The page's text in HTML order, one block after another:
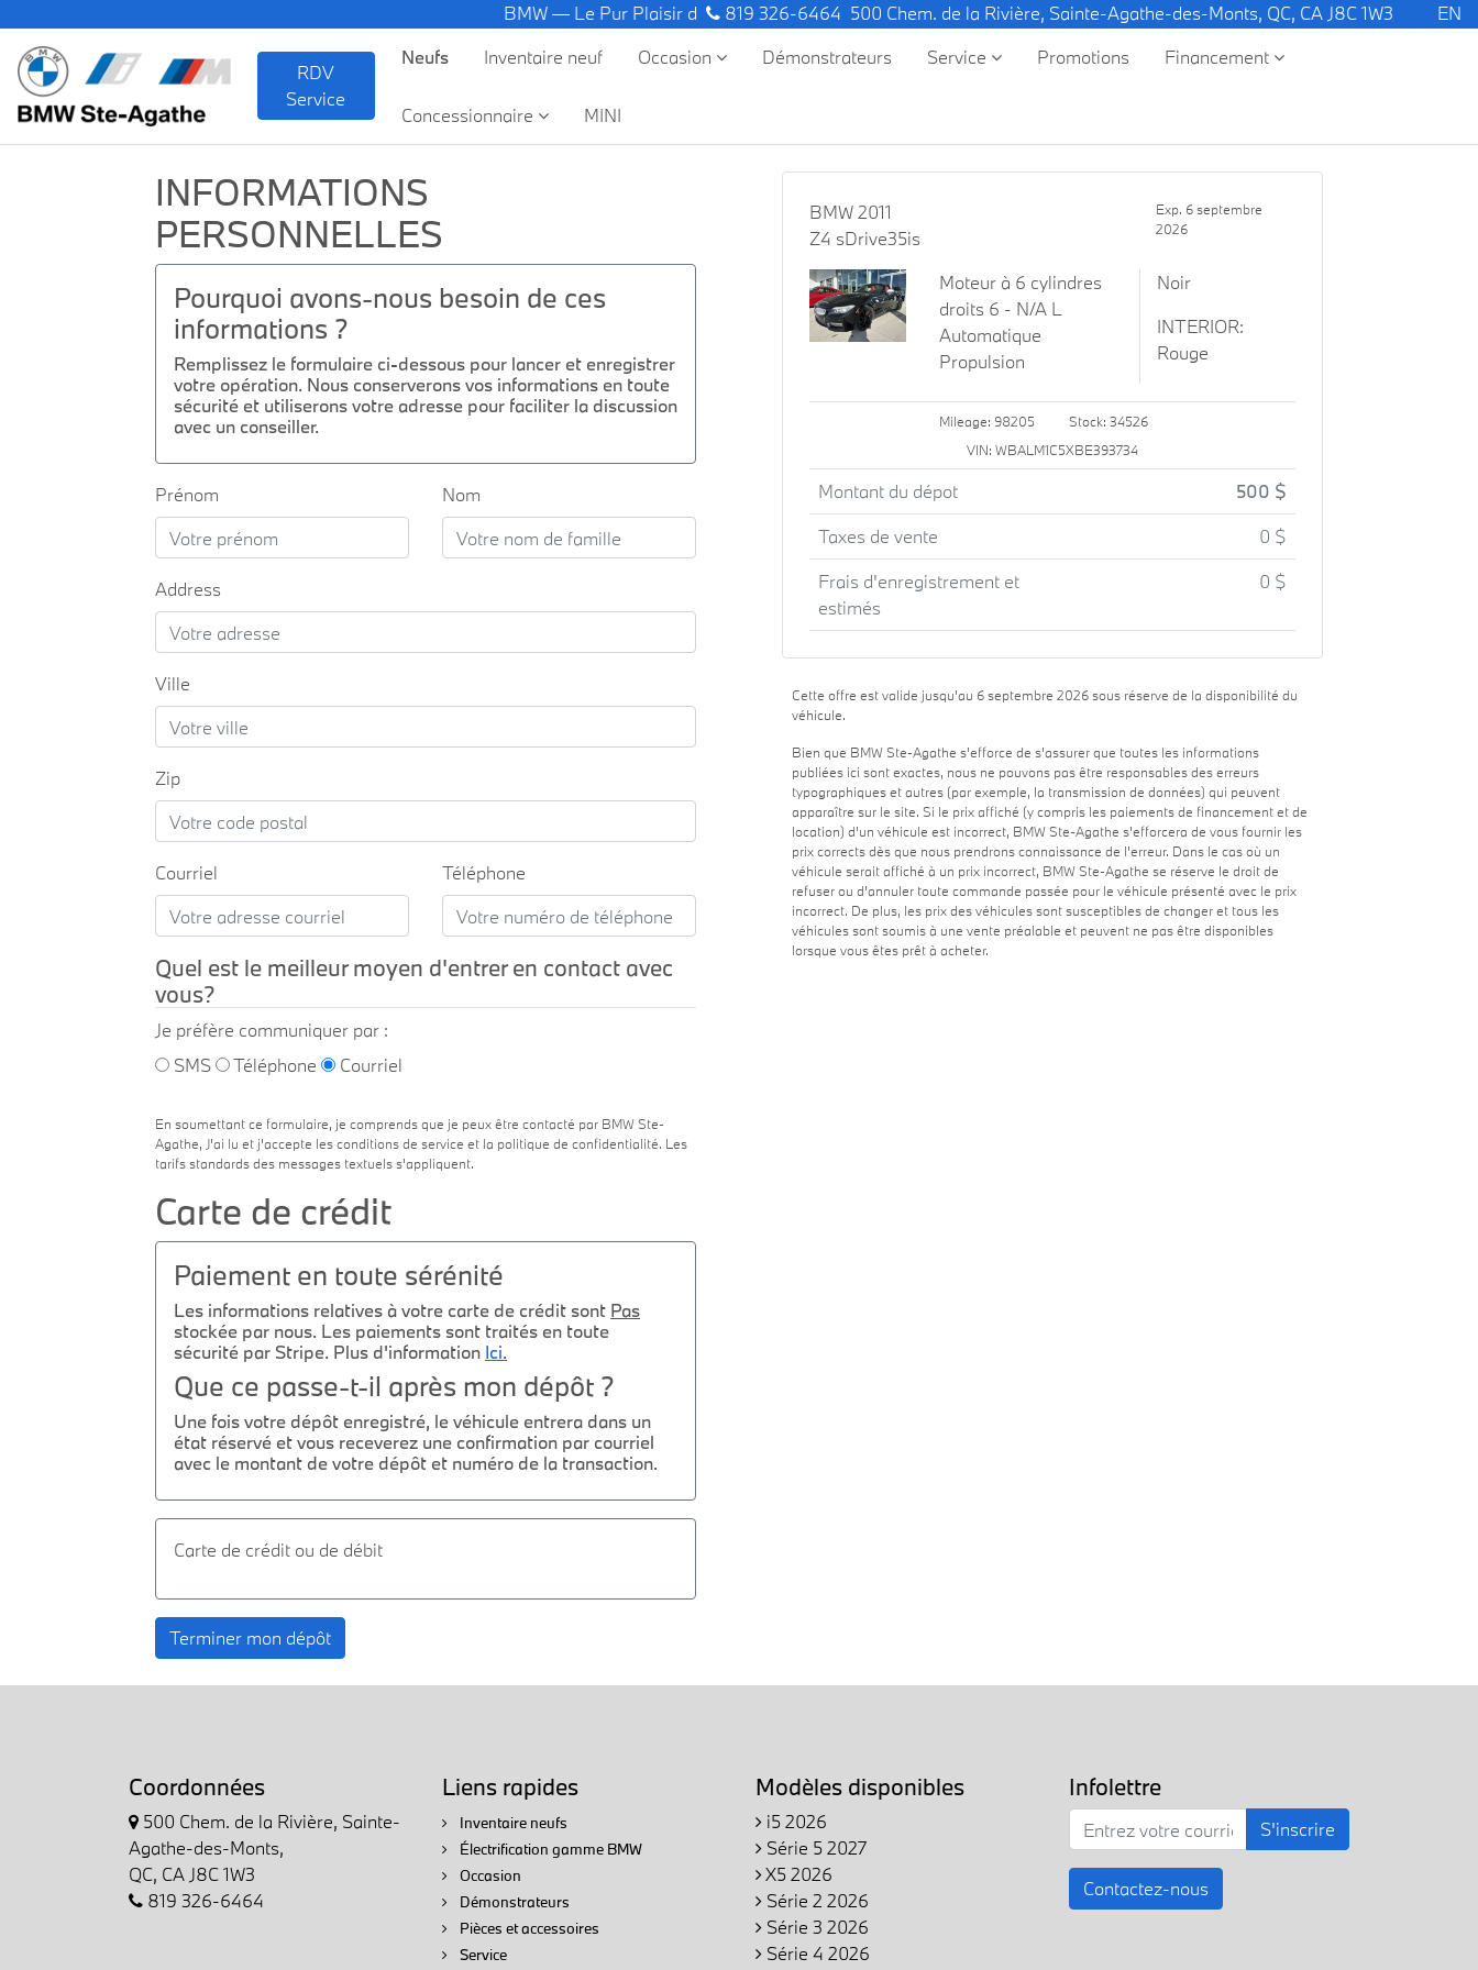
BMW — Le Pur Plaisir de Conduire.819 326-6464 500 Chem. de la Rivière, Sainte-Agathe-des-Monts, QC, CA J8C 1W3 EN
RDV
Service
Neufs Inventaire neuf Occasion Démonstrateurs Service Promotions Financement
Concessionnaire MINI
INFORMATIONS
PERSONNELLES
Pourquoi avons-nous besoin de ces
informations ?
Remplissez le formulaire ci-dessous pour lancer et enregistrer
votre opération. Nous conserverons vos informations en toute
sécurité et utiliserons votre adresse pour faciliter la discussion
avec un conseiller.
Prénom Nom
Address
Ville
Zip
Courriel Téléphone
Quel est le meilleur moyen d'entrer en contact avec
vous?
Je préfère communiquer par :
SMS
Téléphone Courriel
En soumettant ce formulaire, je comprends que je peux être contacté par BMW Ste-
Agathe, J'ai lu et j'accepte les conditions de service et la politique de confidentialité. Les
tarifs standards des messages textuels s'appliquent.
Carte de crédit
Paiement en toute sérénité
Les informations relatives à votre carte de crédit sont Pas
stockée par nous. Les paiements sont traités en toute
sécurité par Stripe. Plus d'information Ici.
Que ce passe-t-il après mon dépôt ?
Une fois votre dépôt enregistré, le véhicule entrera dans un
état réservé et vous receverez une confirmation par courriel
avec le montant de votre dépôt et numéro de la transaction.
Carte de crédit ou de débit
Terminer mon dépôt
BMW 2011
Z4 sDrive35is
Exp. 6 septembre
2026
Moteur à 6 cylindres
droits 6 - N/A L
Automatique
Propulsion
Noir
INTERIOR:
Rouge
Mileage: 98205
Stock: 34526
VIN: WBALM1C5XBE393734
Montant du dépot
500 $
Taxes de vente
0 $
Frais d'enregistrement et
estimés
0 $
Cette offre est valide jusqu'au 6 septembre 2026 sous réserve de la disponibilité du
véhicule.
Bien que BMW Ste-Agathe s'efforce de s'assurer que toutes les informations
publiées ici sont exactes, nous ne pouvons pas être responsables des erreurs
typographiques et autres (par exemple, la transmission de données) qui peuvent
apparaître sur le site. Si le prix affiché (y compris les paiements de financement et de
location) d'un véhicule est incorrect, BMW Ste-Agathe s'efforcera de vous fournir les
prix corrects dès que nous prendrons connaissance de l'erreur. Dans le cas où un
véhicule serait affiché à un prix incorrect, BMW Ste-Agathe se réserve le droit de
refuser ou d'annuler toute commande passée pour le véhicule présenté avec le prix
incorrect. De plus, les prix des véhicules sont susceptibles de changer et tous les
véhicules sont soumis à une vente préalable et peuvent ne pas être disponibles
lorsque vous êtes prêt à acheter.
Coordonnées
500 Chem. de la Rivière, Sainte-
Agathe-des-Monts,
QC, CA J8C 1W3
819 326-6464
Liens rapides
Inventaire neufs
Électrification gamme BMW
Occasion
Démonstrateurs
Pièces et accessoires
Service
Modèles disponibles
i5 2026
Série 5 2027
X5 2026
Série 2 2026
Série 3 2026
Série 4 2026
Infolettre
S'inscrire
Contactez-nous